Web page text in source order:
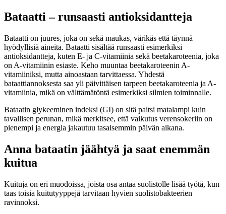
Bataatti – runsaasti antioksidantteja
Bataatti on juures, joka on sekä maukas, värikäs että täynnä
hyödyllisiä aineita. Bataatti sisältää runsaasti esimerkiksi
antioksidantteja, kuten E- ja C-vitamiinia sekä beetakaroteenia, joka
on A-vitamiinin esiaste. Keho muuntaa beetakaroteenin A-
vitamiiniksi, mutta ainoastaan tarvittaessa. Yhdestä
bataattiannoksesta saa yli päivittäisen tarpeen beetakaroteenia ja A-
vitamiinia, mikä on välttämätöntä esimerkiksi silmien toiminnalle.
Bataatin glykeeminen indeksi (GI) on sitä paitsi matalampi kuin
tavallisen perunan, mikä merkitsee, että vaikutus verensokeriin on
pienempi ja energia jakautuu tasaisemmin päivän aikana.
Anna bataatin jäähtyä ja saat enemmän
kuitua
Kuituja on eri muodoissa, joista osa antaa suolistolle lisää työtä, kun
taas toisia kuitutyyppejä tarvitaan hyvien suolistobakteerien
ravinnoksi.